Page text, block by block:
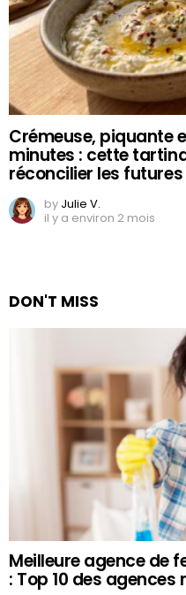
Crémeuse, piquante
minutes : cette
réconcilier les
by Julie V.
il y a environ 2 mois
DON'T MISS
Meilleure agence de
: Top 10 des